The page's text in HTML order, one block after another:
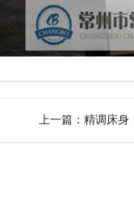
上一篇：精调床身